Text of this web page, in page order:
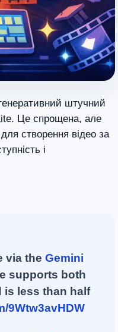
штучний
Це спрощена, але
створення відео за
і
via the Gemini
supports both
is less than half
9Wtw3avHDW